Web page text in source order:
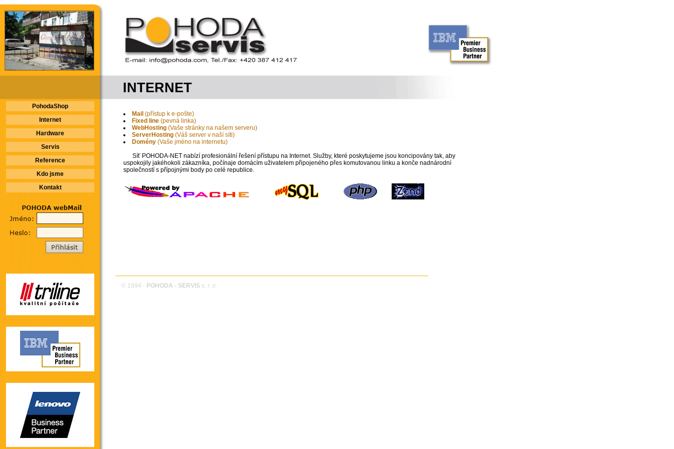
PohodaShop
Internet
Hardware
Servis
Reference
Kdo jsme
Kontakt
INTERNET
Mail (přístup k e-pošte)
Fixed line (pevná linka)
WebHosting (Vaše stránky na našem serveru)
ServerHosting (Váš server v naší síti)
Domény (Vaše jméno na internetu)
Síť POHODA-NET nabízí profesionální řešení přístupu na Internet. Služby, které poskytujeme jsou koncipovány tak, aby
uspokojily jakéhokoli zákazníka, počínaje domácím uživatelem připojeného přes komutovanou linku a konče nadnárodní
společností s přípojnými body po celé republice.
© 1994 - POHODA - SERVIS s. r. o.